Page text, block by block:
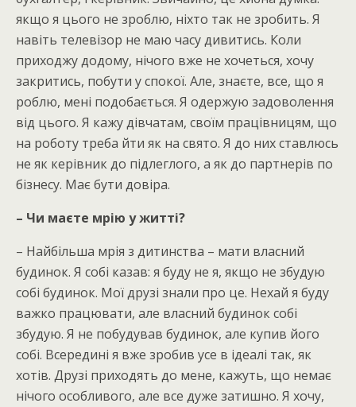
якщо я цього не зроблю, ніхто так не зробить. Я
навіть телевізор не маю часу дивитись. Коли
приходжу додому, нічого вже не хочеться, хочу
закритись, побути у спокої. Але, знаєте, все, що я
роблю, мені подобається. Я одержую задоволення
від цього. Я кажу дівчатам, своїм працівницям, що
на роботу треба йти як на свято. Я до них ставлюсь
не як керівник до підлеглого, а як до партнерів по
бізнесу. Має бути довіра.
– Чи маєте мрію у житті?
– Найбільша мрія з дитинства – мати власний
будинок. Я собі казав: я буду не я, якщо не збудую
собі будинок. Мої друзі знали про це. Нехай я буду
важко працювати, але власний будинок собі
збудую. Я не побудував будинок, але купив його
собі. Всередині я вже зробив усе в ідеалі так, як
хотів. Друзі приходять до мене, кажуть, що немає
нічого особливого, але все дуже затишно. Я хочу,